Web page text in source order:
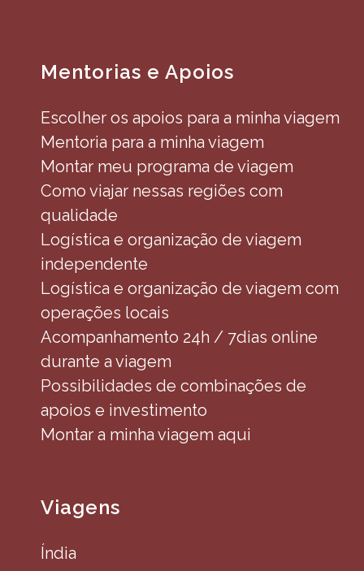
Mentorias e Apoios
Escolher os apoios para a minha viagem
Mentoria para a minha viagem
Montar meu programa de viagem
Como viajar nessas regiões com
qualidade
Logística e organização de viagem
independente
Logística e organização de viagem com
operações locais
Acompanhamento 24h / 7dias online
durante a viagem
Possibilidades de combinações de
apoios e investimento
Montar a minha viagem aqui
Viagens
Índia